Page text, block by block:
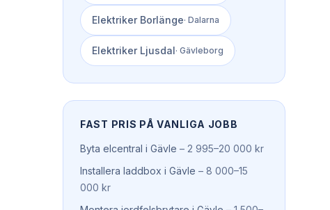
Elektriker Borlänge· Dalarna
Elektriker Ljusdal· Gävleborg
FAST PRIS PÅ VANLIGA JOBB
Byta elcentral i Gävle – 2 995–20 000 kr
Installera laddbox i Gävle – 8 000–15
000 kr